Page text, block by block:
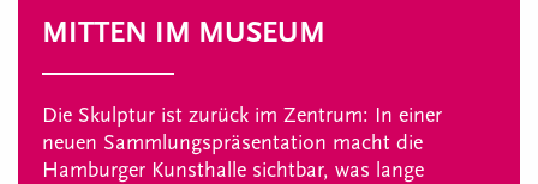
MITTEN IM MUSEUM
Die Skulptur ist zurück im Zentrum: In einer
neuen Sammlungspräsentation macht die
Hamburger Kunsthalle sichtbar, was lange